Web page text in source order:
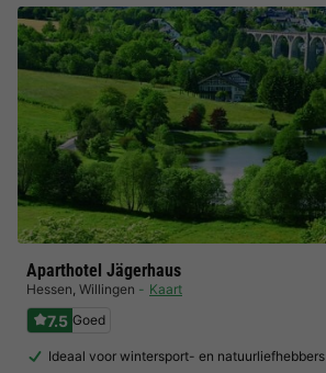
Aparthotel Jägerhaus
Hessen, Willingen Kaart
7.5 Goed
Ideaal voor wintersport- en natuurliefhebbers